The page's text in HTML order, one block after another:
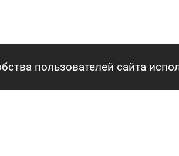
пользователей сайта